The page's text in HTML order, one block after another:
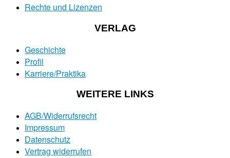
Rechte und Lizenzen
VERLAG
Geschichte
Profil
Karriere/Praktika
WEITERE LINKS
AGB/Widerrufsrecht
Impressum
Datenschutz
Vertrag widerrufen